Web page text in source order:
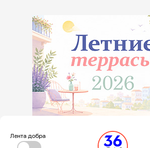
Лента добра